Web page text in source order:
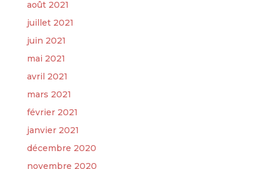
août 2021
juillet 2021
juin 2021
mai 2021
avril 2021
mars 2021
février 2021
janvier 2021
décembre 2020
novembre 2020